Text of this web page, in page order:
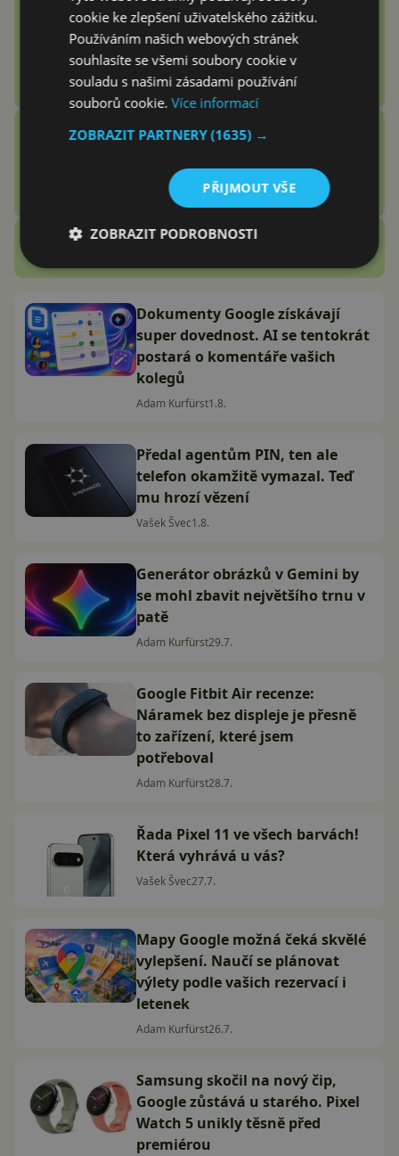
Náramek bez displeje je přesně
to zařízení, které jsem
potřeboval
Adam Kurfürst
Vention Echo Lite E11 Pro
stovky zlatý grál nebo podfuk?
Vašek Švec
Zobrazit další
Dokumenty Google získávají
super dovednost. AI se tentokrát
postará o komentáře vašich
kolegů
Adam Kurfürst1.8.
Předal agentům PIN, ten ale
telefon okamžitě vymazal. Teď
mu hrozí vězení
Vašek Švec1.8.
Generátor obrázků v Gemini by
se mohl zbavit největšího trnu v
patě
Adam Kurfürst29.7.
Google Fitbit Air recenze:
Náramek bez displeje je přesně
to zařízení, které jsem
potřeboval
Adam Kurfürst28.7.
Řada Pixel 11 ve všech barvách!
Která vyhrává u vás?
Vašek Švec27.7.
Mapy Google možná čeká skvělé
vylepšení. Naučí se plánovat
výlety podle vašich rezervací i
letenek
Adam Kurfürst26.7.
Samsung skočil na nový čip,
Google zůstává u starého. Pixel
Watch 5 unikly těsně před
premiérou
cookie ke zlepšení uživatelského zážitku.
Používáním našich webových stránek
souhlasíte se všemi soubory cookie v
souladu s našimi zásadami používání
souborů cookie.Více informací
ZOBRAZIT PARTNERY(1635) →
PŘIJMOUT VŠE
ZOBRAZIT PODROBNOSTI